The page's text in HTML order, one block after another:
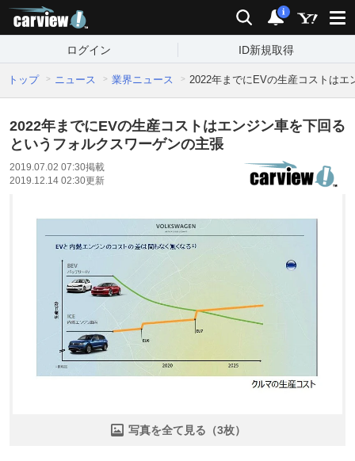
検索 通知
i
ログイン ID新規取得
トップ ニュース 業界ニュース 2022年までにEVの生産コストは
2022年までにEVの生産コストはエンジン車を下回る
というフォルクスワーゲンの主張
2019.07.02 07:30掲載
2019.12.14 02:30更新
写真を全て見る（3枚）